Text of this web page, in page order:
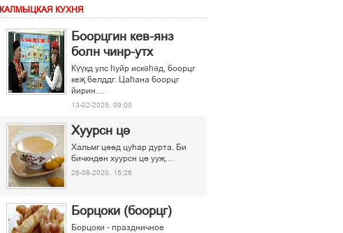
КАЛМЫЦКАЯ КУХНЯ
Боорцгин кев-янз
болн чинр-утх
Күүкд улс һуйр искәһәд, боорцг
кеҗ белддг. Цаһана боорцг
йирин…
13-02-2025, 09:00
Хуурсн ці
Хальмг ціід цуєар дурта. Би
бичкндін хуурсн ці ууљ…
26-08-2020, 15:26
Борцоки (боорцг)
Борцоки - праздничное